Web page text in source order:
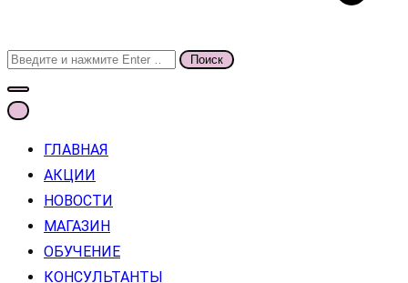
Поиск
для:
ГЛАВНАЯ
АКЦИИ
НОВОСТИ
МАГАЗИН
ОБУЧЕНИЕ
КОНСУЛЬТАНТЫ